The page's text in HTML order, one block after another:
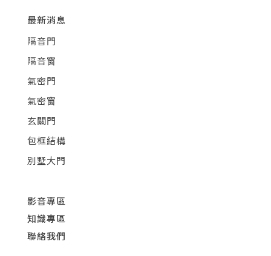
最新消息
隔音門
隔音窗
氣密門
氣密窗
玄關門
包框結構
別墅大門
影音專區
知識專區
聯絡我們